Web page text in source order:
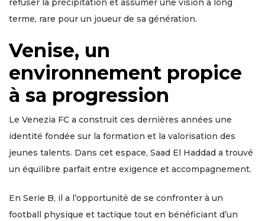
refuser la précipitation et assumer une vision à long
terme, rare pour un joueur de sa génération.
Venise, un
environnement propice
à sa progression
Le Venezia FC a construit ces dernières années une
identité fondée sur la formation et la valorisation des
jeunes talents. Dans cet espace, Saad El Haddad a trouvé
un équilibre parfait entre exigence et accompagnement.
En Serie B, il a l’opportunité de se confronter à un
football physique et tactique tout en bénéficiant d’un